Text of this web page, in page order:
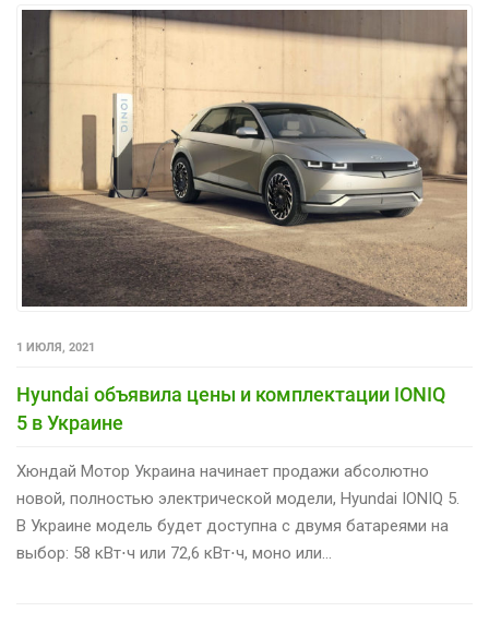
1 ИЮЛЯ, 2021
Hyundai объявила цены и комплектации IONIQ
5 в Украине
Хюндай Мотор Украина начинает продажи абсолютно
новой, полностью электрической модели, Hyundai IONIQ 5.
В Украине модель будет доступна с двумя батареями на
выбор: 58 кВт⋅ч или 72,6 кВт⋅ч, моно или…